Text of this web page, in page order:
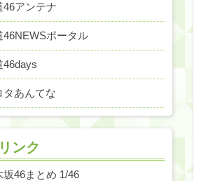
46アンテナ
46NEWSポータル
46days
タあんてな
ンク
坂46まとめ 1/46